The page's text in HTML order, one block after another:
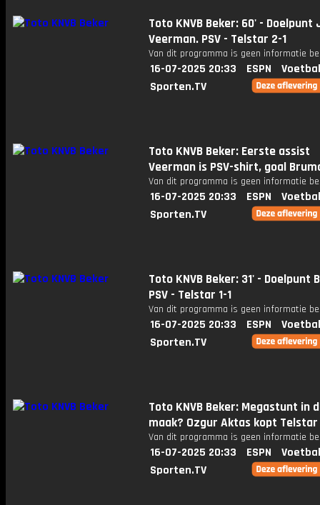
Toto KNVB Beker: 60' - Doelpunt
Veerman. PSV - Telstar 2-1
Van dit programma is geen informatie
16-07-2025 20:33 ESPN
Sporten.TV
Toto KNVB Beker: Eerste assist
Veerman is PSV-shirt, goal
Van dit programma is geen informatie
16-07-2025 20:33 ESPN
Sporten.TV
Toto KNVB Beker: 31' - Doelpunt
PSV - Telstar 1-1
Van dit programma is geen informatie
16-07-2025 20:33 ESPN
Sporten.TV
Toto KNVB Beker: Megastunt in
maak? Ozgur Aktas kopt Telstar
Van dit programma is geen informatie
16-07-2025 20:33 ESPN
Sporten.TV